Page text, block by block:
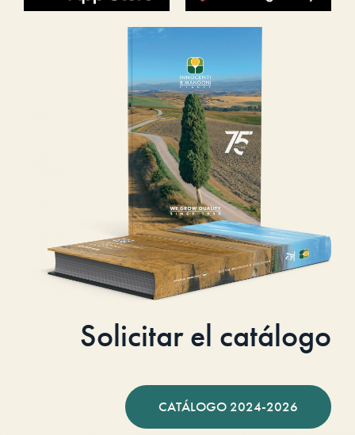
Solicitar el catálogo
CATÁLOGO 2024-2026